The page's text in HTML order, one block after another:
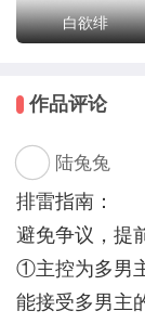
切黑。而且他
系统：达标了
被你撩过的男
糟糕，好像翻车
（人界、仙界
和精界都是你
白欲绯
作品评论
陆兔兔
排雷指南：
避免争议，提
①主控为多男
能接受多男主